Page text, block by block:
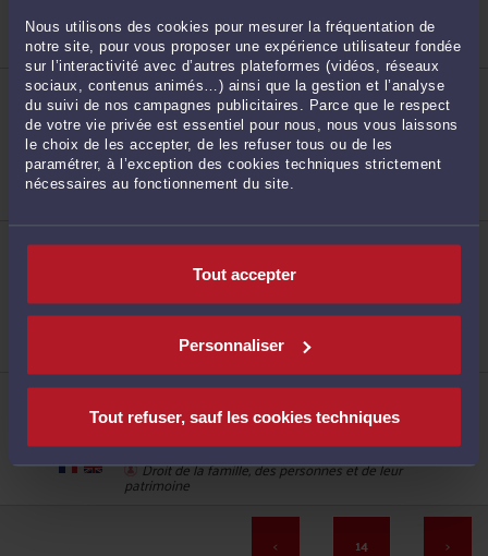
Nous utilisons des cookies pour mesurer la fréquentation de
notre site, pour vous proposer une expérience utilisateur fondée
sur l’interactivité avec d’autres plateformes (vidéos, réseaux
sociaux, contenus animés…) ainsi que la gestion et l’analyse
du suivi de nos campagnes publicitaires. Parce que le respect
de votre vie privée est essentiel pour nous, nous vous laissons
le choix de les accepter, de les refuser tous ou de les
paramétrer, à l’exception des cookies techniques strictement
nécessaires au fonctionnement du site.
Tout accepter
Personnaliser
Tout refuser, sauf les cookies techniques
274
275
276
Droit des enfants
Droit de la famille, des personnes et de leur
patrimoine
ME AMANDINE MOREELS
30, Boulevard de la Liberté 59000 LILLE
Accepte les consultations vidéo
Droit de la famille, des personnes et de leur
patrimoine
Droit des enfants
ME MORGANE KUKULSKI
Droit immobilier
Droit des assurances
Procédure civile
ME JÉRÔME SZAFRAN
23 BIS avenue Dampierre 59410 ANZIN
Procédure civile
Droit de la famille, des personnes et de leur
patrimoine
< 14 >